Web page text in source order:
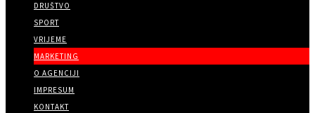
DRUŠTVO
SPORT
VRIJEME
MARKETING
O AGENCIJI
IMPRESUM
KONTAKT